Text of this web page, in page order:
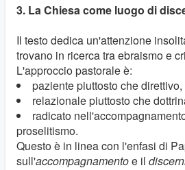
3. La Chiesa come luogo di
Il testo dedica un'attenzione
trovano in ricerca tra ebraismo e
L'approccio pastorale è:
paziente piuttosto che direttivo,
relazionale piuttosto che
radicato
proselitismo.
Questo è in linea con l'enfasi di
sull'accompagnamentoe il